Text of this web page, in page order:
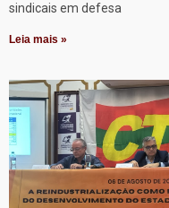
sindicais em defesa
Leia mais »